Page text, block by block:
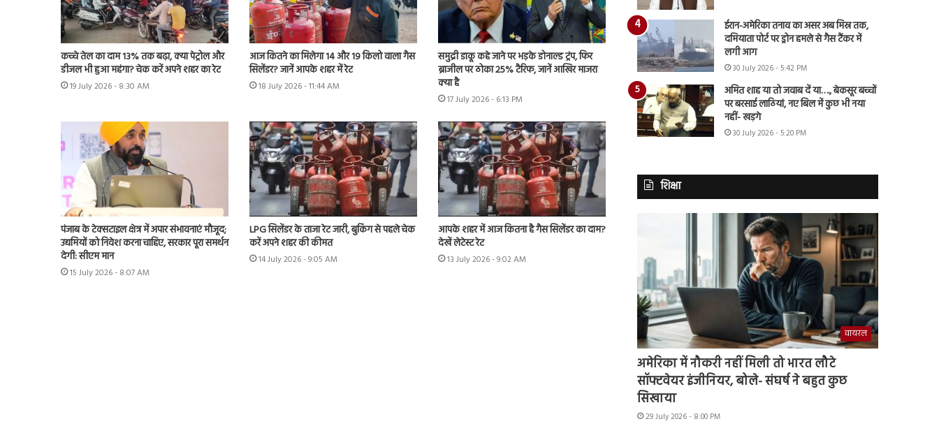
कच्चे तेल का दाम 13% तक बढ़ा, क्या पेट्रोल और
डीजल भी हुआ महंगा? चेक करें अपने शहर का रेट
19 July 2026 - 8:30 AM
आज कितने का मिलेगा 14 और 19 किलो वाला गैस
सिलेंडर? जानें आपके शहर में रेट
18 July 2026 - 11:44 AM
समुद्री डाकू कहे जाने पर भड़के डोनाल्ड ट्रंप, फिर
ब्राजील पर ठोका 25% टैरिफ, जानें आखिर माजरा
क्या है
17 July 2026 - 6:13 PM
पंजाब के टेक्सटाइल क्षेत्र में अपार संभावनाएं मौजूद;
उद्यमियों को निवेश करना चाहिए, सरकार पूरा समर्थन
देगी: सीएम मान
15 July 2026 - 8:07 AM
LPG सिलेंडर के ताजा रेट जारी, बुकिंग से पहले चेक
करें अपने शहर की कीमत
14 July 2026 - 9:05 AM
आपके शहर में आज कितना है गैस सिलेंडर का दाम?
देखें लेटेस्ट रेट
13 July 2026 - 9:02 AM
ईरान-अमेरिका तनाव का असर अब मिस्र तक,
दमियाता पोर्ट पर ड्रोन हमले से गैस टैंकर में
लगी आग
30 July 2026 - 5:42 PM
अमित शाह या तो जवाब दें या…., बेकसूर बच्चों
पर बरसाई लाठियां, नए बिल में कुछ भी नया
नहीं- खड़गे
30 July 2026 - 5:20 PM
शिक्षा
वायरल
अमेरिका में नौकरी नहीं मिली तो भारत लौटे
सॉफ्टवेयर इंजीनियर, बोले- संघर्ष ने बहुत कुछ
सिखाया
29 July 2026 - 8:00 PM